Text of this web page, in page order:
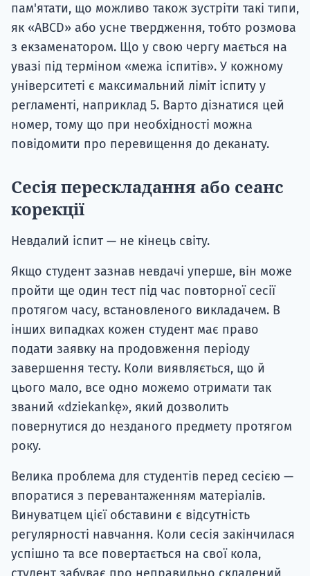
пам'ятати, що можливо також зустріти такі типи,
як «ABCD» або усне твердження, тобто розмова
з екзаменатором. Що у свою чергу мається на
увазі під терміном «межа іспитів». У кожному
університеті є максимальний ліміт іспиту у
регламенті, наприклад 5. Варто дізнатися цей
номер, тому що при необхідності можна
повідомити про перевищення до деканату.
Сесія перескладання або сеанс
корекції
Невдалий іспит — не кінець світу.
Якщо студент зазнав невдачі уперше, він може
пройти ще один тест під час повторної сесії
протягом часу, встановленого викладачем. В
інших випадках кожен студент має право
подати заявку на продовження періоду
завершення тесту. Коли виявляється, що й
цього мало, все одно можемо отримати так
званий «dziekankę», який дозволить
повернутися до незданого предмету протягом
року.
Велика проблема для студентів перед сесією —
впоратися з перевантаженням матеріалів.
Винуватцем цієї обставини є відсутність
регулярності навчання. Коли сесія закінчилася
успішно та все повертається на свої кола,